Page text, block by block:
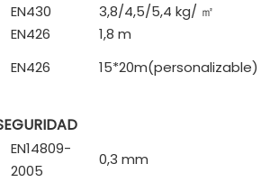
EN430 3,8/4,5/5,4 kg/ ㎡
EN426
1,8 m
EN426 15*20m(personalizable)
EN14809-
2005
0,3 mm